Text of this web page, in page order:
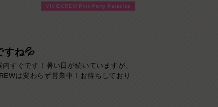
の日の予定に合わせてお選びくださ
VIVIDCREW Pink Party Paradise
すね💦
内すぐです！暑い日が続いていますが、
は変わらず営業中！お待ちしており